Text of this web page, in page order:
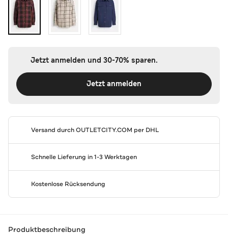
Jetzt anmelden und 30-70% sparen.
Jetzt anmelden
Versand durchOUTLETCITY.COM per DHL
Schnelle Lieferung in 1-3 Werktagen
Kostenlose Rücksendung
Produktbeschreibung